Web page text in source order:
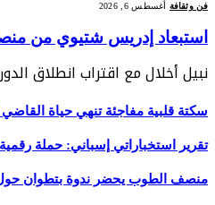
فن وثقافة أغسطس 6, 2026
استبعاد إدريس شتيوي من
نبيل أخلال مع اقتراب انطلاق
سكتة قلبية مفاجئة تنهي حياة
تقرير استخباراتي إسباني: حملة
منصف الطوب يحضر ندوة بتطوان حول